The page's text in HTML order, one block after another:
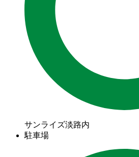
サンライズ淡路内
駐車場